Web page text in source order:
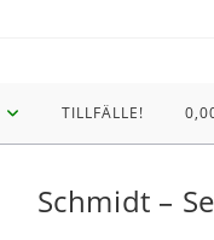
TILLFÄLLE!
Schmidt –